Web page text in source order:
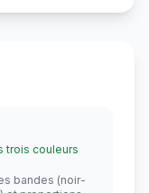
trois couleurs
bandes (noir-